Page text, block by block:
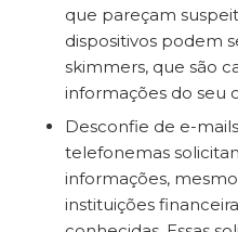
que pareçam
dispositivos podem
skimmers, que são
informações do seu
Desconfie de e-
telefonemas
informações,
instituições